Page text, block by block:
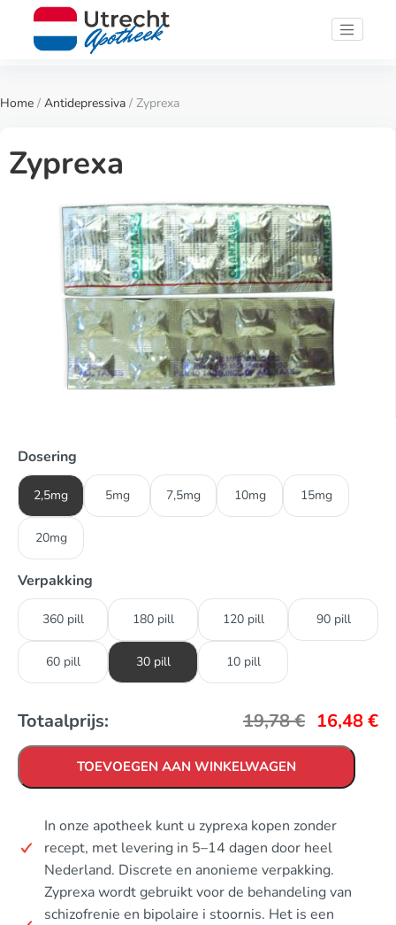
Home / Antidepressiva / Zyprexa
Zyprexa
Dosering
2,5mg 5mg 7,5mg 10mg 15mg
20mg
Verpakking
360 pill 180 pill 120 pill 90 pill
60 pill 30 pill 10 pill
Totaalprijs: 19,78€ 16,48€
TOEVOEGEN AAN WINKELWAGEN
In onze apotheek kunt u zyprexa kopen zonder
recept, met levering in 5–14 dagen door heel
Nederland. Discrete en anonieme verpakking.
Zyprexa wordt gebruikt voor de behandeling van
schizofrenie en bipolaire i stoornis. Het is een